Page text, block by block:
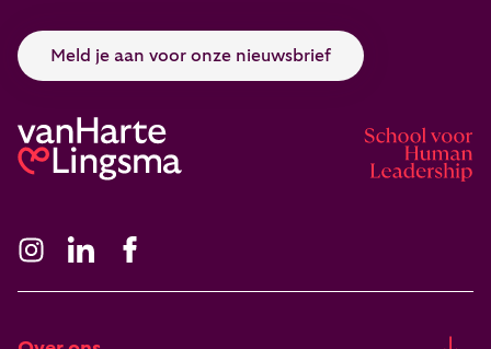
Meld je aan voor onze nieuwsbrief